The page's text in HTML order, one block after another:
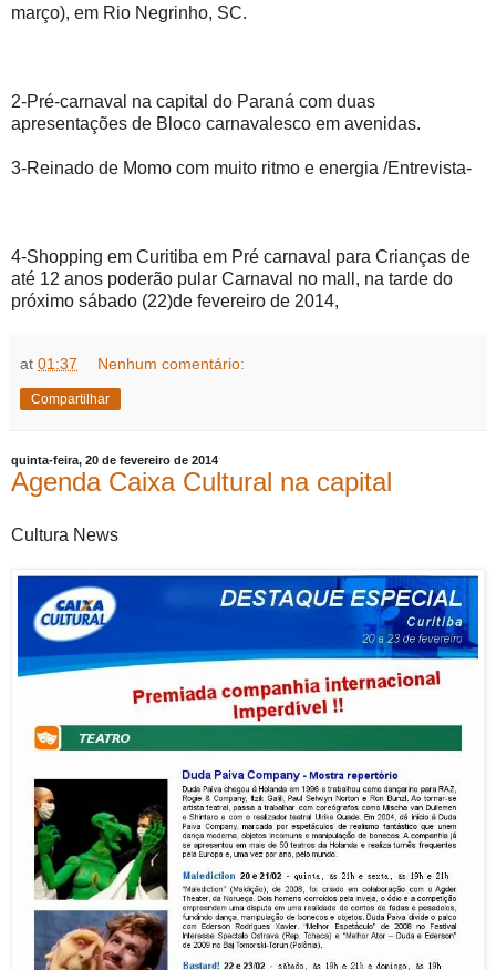
março), em Rio Negrinho, SC.
2-Pré-carnaval na capital do Paraná com duas
apresentações de Bloco carnavalesco em avenidas.
3-Reinado de Momo com muito ritmo e energia /Entrevista-
4-Shopping em Curitiba em Pré carnaval para Crianças de
até 12 anos poderão pular Carnaval no mall, na tarde do
próximo sábado (22)de fevereiro de 2014,
at 01:37 Nenhum comentário:
Compartilhar
quinta-feira, 20 de fevereiro de 2014
Agenda Caixa Cultural na capital
Cultura News